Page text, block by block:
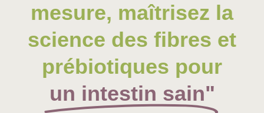
mesure, maîtrisez la
science des fibres et
prébiotiques pour
un intestin sain"